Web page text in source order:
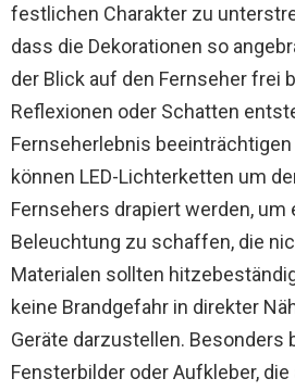
festlichen Charakter zu
dass die Dekorationen so
der Blick auf den Fernseher frei
Reflexionen oder Schatten
Fernseherlebnis
können LED-Lichterketten um
Fernsehers drapiert werden,
Beleuchtung zu schaffen, die
Materialen sollten
keine Brandgefahr in direkter
Geräte darzustellen. Besonders
Fensterbilder oder Aufkleber,